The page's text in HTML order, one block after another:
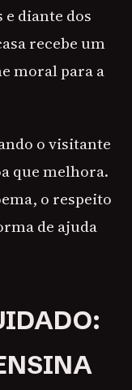
diante dos
recebe um
moral para a
o visitante
que melhora.
o respeito
de ajuda